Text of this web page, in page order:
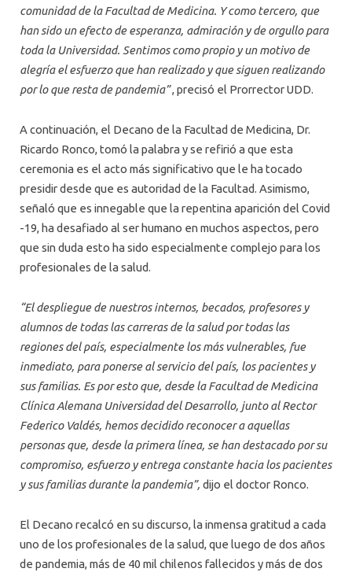
comunidad de la Facultad de Medicina. Y como tercero, que
han sido un efecto de esperanza, admiración y de orgullo para
toda la Universidad. Sentimos como propio y un motivo de
alegría el esfuerzo que han realizado y que siguen realizando
por lo que resta de pandemia”, precisó el Prorrector UDD.
A continuación, el Decano de la Facultad de Medicina, Dr.
Ricardo Ronco, tomó la palabra y se refirió a que esta
ceremonia es el acto más significativo que le ha tocado
presidir desde que es autoridad de la Facultad. Asimismo,
señaló que es innegable que la repentina aparición del Covid
-19, ha desafiado al ser humano en muchos aspectos, pero
que sin duda esto ha sido especialmente complejo para los
profesionales de la salud.
“El despliegue de nuestros internos, becados, profesores y
alumnos de todas las carreras de la salud por todas las
regiones del país, especialmente los más vulnerables, fue
inmediato, para ponerse al servicio del país, los pacientes y
sus familias. Es por esto que, desde la Facultad de Medicina
Clínica Alemana Universidad del Desarrollo, junto al Rector
Federico Valdés, hemos decidido reconocer a aquellas
personas que, desde la primera línea, se han destacado por su
compromiso, esfuerzo y entrega constante hacia los pacientes
y sus familias durante la pandemia”, dijo el doctor Ronco.
El Decano recalcó en su discurso, la inmensa gratitud a cada
uno de los profesionales de la salud, que luego de dos años
de pandemia, más de 40 mil chilenos fallecidos y más de dos